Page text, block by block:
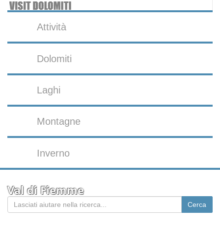
Attività
Dolomiti
Laghi
Montagne
Inverno
Val di Fiemme